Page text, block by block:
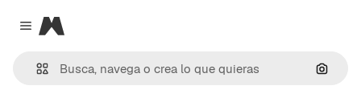
Close menu
Magnific